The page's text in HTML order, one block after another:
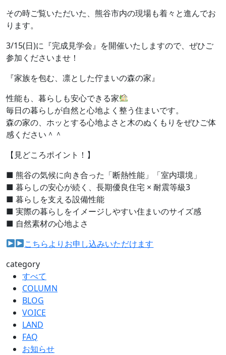
その時ご覧いただいた、熊谷市内の現場も着々と進んでお
ります。
3/15(日)に『完成見学会』を開催いたしますので、ぜひご
参加くださいませ！
『家族を包む、凛とした佇まいの森の家』
性能も、暮らしも安心できる家
毎日の暮らしが自然と心地よく整う住まいです。
森の家の、ホッとする心地よさと木のぬくもりをぜひご体
感ください＾＾
【見どころポイント！】
■ 熊谷の気候に向き合った「断熱性能」「室内環境」
■ 暮らしの安心が続く、長期優良住宅 × 耐震等級3
■ 暮らしを支える設備性能
■ 実際の暮らしをイメージしやすい住まいのサイズ感
■ 自然素材の心地よさ
こちらよりお申し込みいただけます
category
すべて
COLUMN
BLOG
VOICE
LAND
FAQ
お知らせ